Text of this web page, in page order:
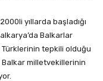
yıllarda başladığı
Balkarlar
tepkili olduğu
milletvekillerinin